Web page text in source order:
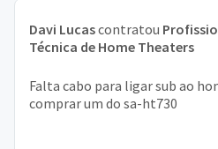
Davi Lucascontratou
Técnica de Home Theaters
Falta cabo para ligar sub ao
comprar um do sa-ht730